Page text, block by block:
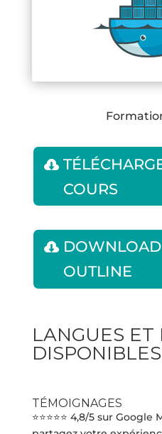
COURS
OUTLINE
LANGUES ET
DISPONIBLES
TÉMOIGNAGES
⭐⭐⭐⭐⭐ 4,8/5 sur